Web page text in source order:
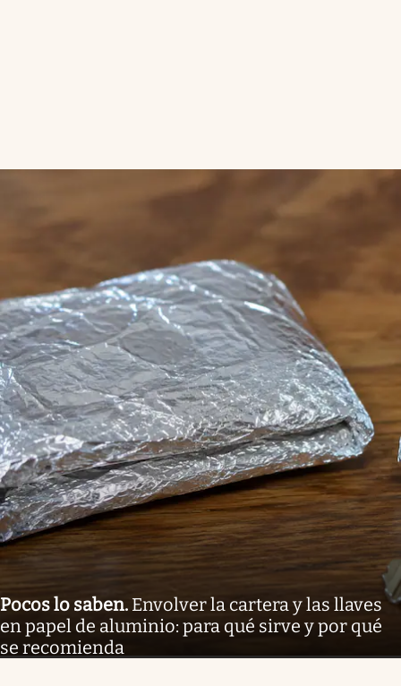
Pocos lo saben. Envolver la cartera y las llaves
en papel de aluminio: para qué sirve y por qué
se recomienda